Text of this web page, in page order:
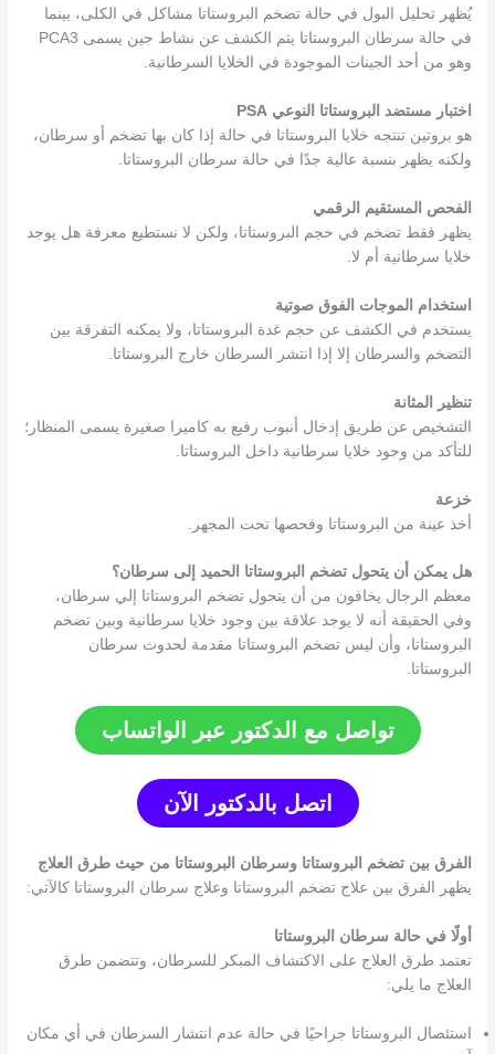
يُظهر تحليل البول في حالة تضخم البروستاتا مشاكل في الكلى، بينما
في حالة سرطان البروستاتا يتم الكشف عن نشاط جين يسمى PCA3
وهو من أحد الجينات الموجودة في الخلايا السرطانية.
اختبار مستضد البروستاتا النوعي PSA
هو بروتين تنتجه خلايا البروستاتا في حالة إذا كان بها تضخم أو سرطان،
ولكنه يظهر بنسبة عالية جدًا في حالة سرطان البروستاتا.
الفحص المستقيم الرقمي
يظهر فقط تضخم في حجم البروستاتا، ولكن لا نستطيع معرفة هل يوجد
خلايا سرطانية أم لا.
استخدام الموجات الفوق صوتية
يستخدم في الكشف عن حجم غدة البروستاتا، ولا يمكنه التفرقة بين
التضخم والسرطان إلا إذا انتشر السرطان خارج البروستاتا.
تنظير المثانة
التشخيص عن طريق إدخال أنبوب رفيع به كاميرا صغيرة يسمى المنظار؛
للتأكد من وجود خلايا سرطانية داخل البروستاتا.
خزعة
أخذ عينة من البروستاتا وفحصها تحت المجهر.
هل يمكن أن يتحول تضخم البروستاتا الحميد إلى سرطان؟
معظم الرجال يخافون من أن يتحول تضخم البروستاتا إلي سرطان،
وفي الحقيقة أنه لا يوجد علاقة بين وجود خلايا سرطانية وبين تضخم
البروستاتا، وأن ليس تضخم البروستاتا مقدمة لحدوث سرطان
البروستاتا.
تواصل مع الدكتور عبر الواتساب
اتصل بالدكتور الآن
الفرق بين تضخم البروستاتا وسرطان البروستاتا من حيث طرق العلاج
يظهر الفرق بين علاج تضخم البروستاتا وعلاج سرطان البروستاتا كالآتي:
أولًا في حالة سرطان البروستاتا
تعتمد طرق العلاج على الاكتشاف المبكر للسرطان، وتتضمن طرق
العلاج ما يلي:
استئصال البروستاتا جراحيًا في حالة عدم انتشار السرطان في أي مكان